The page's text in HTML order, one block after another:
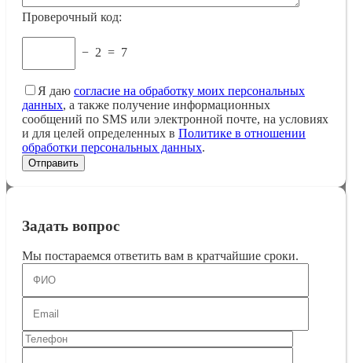
Проверочный код:
− 2 = 7
Я даю согласие на обработку моих персональных
данных, а также получение информационных
сообщений по SMS или электронной почте, на условиях
и для целей определенных в Политике в отношении
обработки персональных данных.
Задать вопрос
Мы постараемся ответить вам в кратчайшие сроки.